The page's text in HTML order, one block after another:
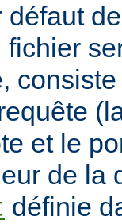
défaut
et le
de la
définie